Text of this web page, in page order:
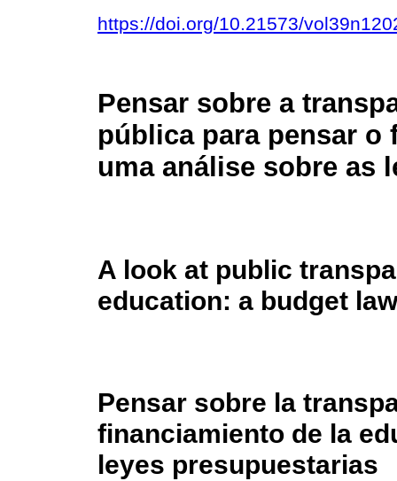
https://doi.org/10.21573/
Pensar sobre a
pública para pensar o
uma análise sobre as
A look at public
education: a budget
Pensar sobre la
financiamiento de la
leyes presupuestarias